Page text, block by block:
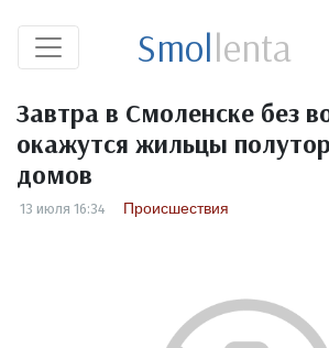
Smollenta
Завтра в Смоленске без
окажутся жильцы
домов
13 июля 16:34 Происшествия